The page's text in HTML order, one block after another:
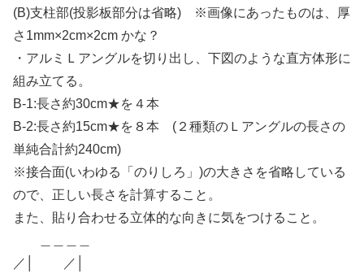
(B)支柱部(投影板部分は省略) ※画像にあったものは、厚
さ1mm×2cm×2cm かな？
・アルミＬアングルを切り出し、下図のような直方体形に
組み立てる。
B-1:長さ約30cm★を４本
B-2:長さ約15cm★を８本 (２種類のＬアングルの長さの
単純合計約240cm)
※接合面(いわゆる「のりしろ」)の大きさを省略している
ので、正しい長さを計算すること。
また、貼り合わせる立体的な向きに気をつけること。
／│ ／│